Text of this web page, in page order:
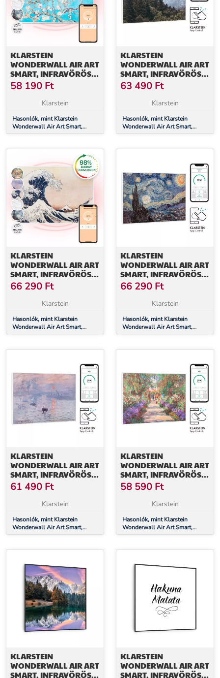
KLARSTEIN
WONDERWALL AIR ART
SMART, INFRAVÖRÖS
HŐSUGÁRZÓ, 80 X 60
CM, 500 W, VIRÁGOK
58 190 Ft
Klarstein
Hasonlók, mint Klarstein
Wonderwall Air Art Smart,
infravörös hősugárzó, 80 x 60
KLARSTEIN
WONDERWALL AIR ART
SMART, INFRAVÖRÖS
HŐSUGÁRZÓ, 80 X 60
CM, 500 W, FALI, HEGY
63 490 Ft
Klarstein
Hasonlók, mint Klarstein
Wonderwall Air Art Smart,
infravörös hősugárzó, 80 x 60
KLARSTEIN
WONDERWALL AIR ART
SMART, INFRAVÖRÖS
HŐSUGÁRZÓ, 80 X 60
CM, 500 W, KÉK
HULLÁMOK
66 290 Ft
Klarstein
Hasonlók, mint Klarstein
Wonderwall Air Art Smart,
infravörös hősugárzó, 80 x 60
KLARSTEIN
WONDERWALL AIR ART
SMART, INFRAVÖRÖS
HŐSUGÁRZÓ, 80 X 60
CM, 500 W, CSILLAGOS
66 290 Ft
Klarstein
Hasonlók, mint Klarstein
Wonderwall Air Art Smart,
infravörös hősugárzó, 80 x 60
KLARSTEIN
WONDERWALL AIR ART
SMART, INFRAVÖRÖS
HŐSUGÁRZÓ, 80 X 60
CM, 500 W,
NAPFELKELTE
61 490 Ft
Klarstein
Hasonlók, mint Klarstein
Wonderwall Air Art Smart,
infravörös hősugárzó, 80 x 60
KLARSTEIN
WONDERWALL AIR ART
SMART, INFRAVÖRÖS
HŐSUGÁRZÓ, 80 X 60
CM, 500 W, KERTI ÚT
58 590 Ft
Klarstein
Hasonlók, mint Klarstein
Wonderwall Air Art Smart,
infravörös hősugárzó, 80 x 60
KLARSTEIN
WONDERWALL AIR ART
SMART, INFRAVÖRÖS
KLARSTEIN
WONDERWALL AIR ART
SMART, INFRAVÖRÖS